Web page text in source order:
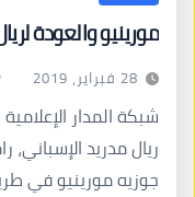
مورينيو والعودة
28 فبراير، 2019
شبكة المدار
ريال مدريد الإسباني،
جوزيه مورينيو في